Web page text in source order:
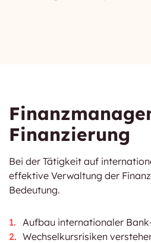
Finanzierung
Bei der Tätigkeit auf
effektive Verwaltung der
Bedeutung.
Aufbau internationaler
Wechselkursrisiken